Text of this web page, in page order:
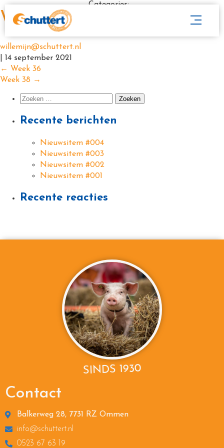
Week 37
willemijn@schuttert.nl
14 september 2021
Categories:
← Week 36
Week 38 →
Recente berichten
Nieuwsitem #004
Nieuwsitem #003
Nieuwsitem #002
Nieuwsitem #001
Recente reacties
SINDS 1930
Contact
Balkerweg 28, 7731 RZ Ommen
info@schuttert.nl
0523 67 63 19